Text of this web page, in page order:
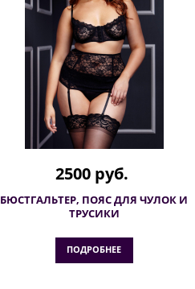
2500 руб.
БЮСТГАЛЬТЕР, ПОЯС ДЛЯ ЧУЛОК И
ТРУСИКИ
ПОДРОБНЕЕ